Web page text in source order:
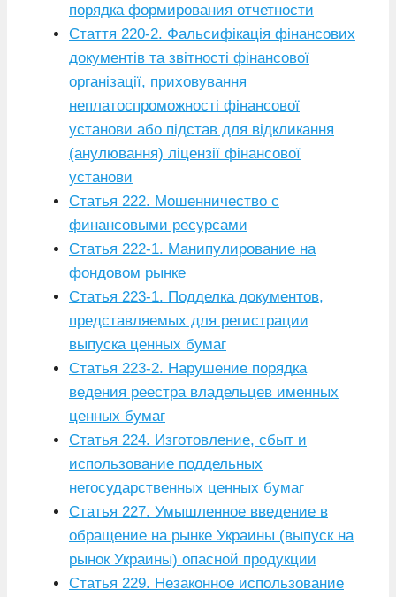
порядка формирования отчетности
Стаття 220-2. Фальсифікація фінансових
документів та звітності фінансової
організації, приховування
неплатоспроможності фінансової
установи або підстав для відкликання
(анулювання) ліцензії фінансової
установи
Статья 222. Мошенничество с
финансовыми ресурсами
Статья 222-1. Манипулирование на
фондовом рынке
Статья 223-1. Подделка документов,
представляемых для регистрации
выпуска ценных бумаг
Статья 223-2. Нарушение порядка
ведения реестра владельцев именных
ценных бумаг
Статья 224. Изготовление, сбыт и
использование поддельных
негосударственных ценных бумаг
Статья 227. Умышленное введение в
обращение на рынке Украины (выпуск на
рынок Украины) опасной продукции
Статья 229. Незаконное использование